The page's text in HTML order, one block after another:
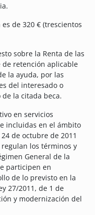
de 320 € (trescientos
sobre la Renta de las
de retención aplicable
la ayuda, por las
del interesado o
la citada beca.
en servicios
incluidas en el ámbito
de octubre de 2011
regulan los términos y
General de la
participen en
de lo previsto en la
27/2011, de 1 de
y modernización del